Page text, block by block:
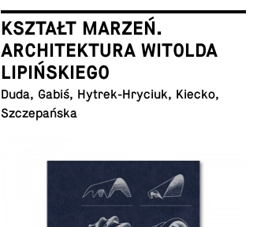
KSZTAŁT MARZEŃ.
ARCHITEKTURA WITOLDA
LIPIŃSKIEGO
Duda, Gabiś, Hytrek-Hryciuk, Kiecko,
Szczepańska